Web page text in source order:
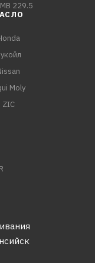
229.5
Moly
ZIC